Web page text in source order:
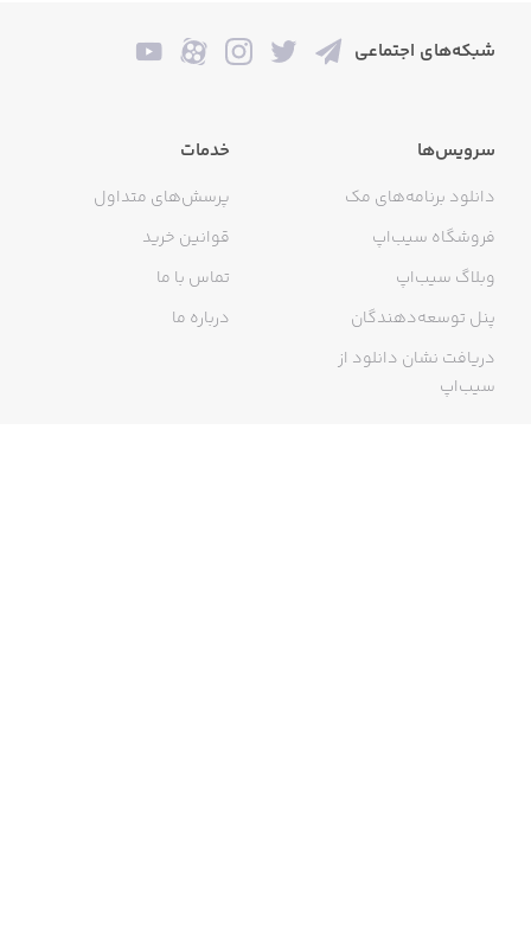
شبکه‌های اجتماعی
سرویس‌ها
دانلود برنامه‌های مک
فروشگاه سیب‌اپ
وبلاگ سیب‌اپ
پنل توسعه‌دهندگان
دریافت نشان دانلود از
سیب‌اپ
خدمات
پرسش‌های متداول
قوانین خرید
تماس با ما
درباره ما